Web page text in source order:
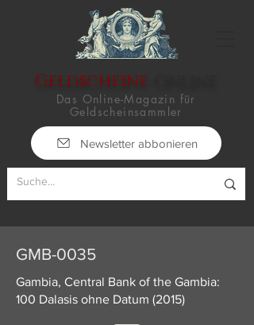
Geldscheine
Das Online-Magazin für
Geldscheinsammler
Newsletter abbonieren
GMB-0035
Gambia, Central Bank of the Gambia:
100 Dalasis ohne Datum (2015)